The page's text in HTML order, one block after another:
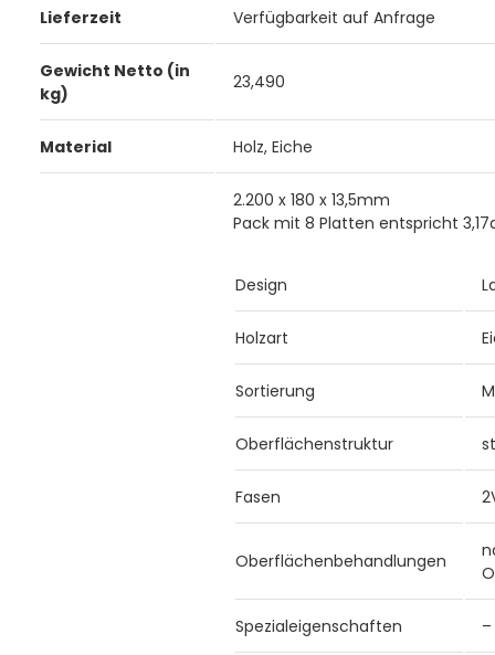
Lieferzeit Verfügbarkeit auf Anfrage
Gewicht Netto (in
kg)
23,490
Material Holz, Eiche
2.200 x 180 x 13,5mm
Pack mit 8 Platten entspricht
Design
Holzart
Sortierung
Oberflächenstruktur
Fasen
Oberflächenbehandlungen
Spezialeigenschaften –